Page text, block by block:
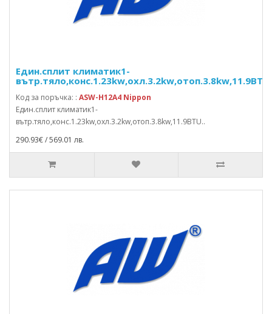
Един.сплит климатик1-
вътр.тяло,конс.1.23kw,охл.3.2kw,отоп.3.8kw,11.9BTU
Код за поръчка: : ASW-H12A4 Nippon
Един.сплит климатик1-
вътр.тяло,конс.1.23kw,охл.3.2kw,отоп.3.8kw,11.9BTU..
290.93€ / 569.01 лв.